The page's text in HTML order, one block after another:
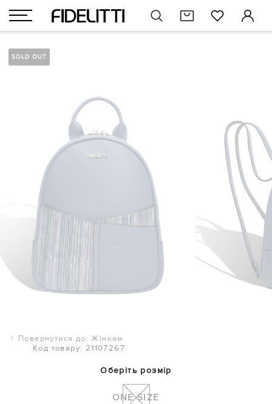
SOLD OUT
Повернутися до: Жінкам
Код товару: 21107267
Оберіть розмір
ONE SIZE